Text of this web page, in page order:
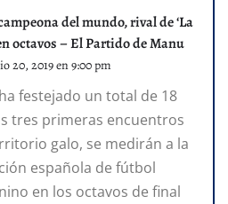
del mundo, rival de ‘La
octavos – El Partido de Manu
20, 2019 en 9:00 pm
festejado un total de 18
tres primeras encuentros
galo, se medirán a la
española de fútbol
en los octavos de final